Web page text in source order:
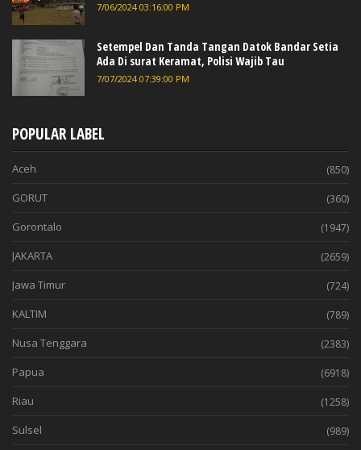
7/06/2024 03:16:00 PM
Setempel Dan Tanda Tangan Datok Bandar Setia
Ada Di surat Keramat, Polisi Wajib Tau
7/07/2024 07:39:00 PM
POPULAR LABEL
Aceh (850)
GORUT (360)
Gorontalo (1947)
JAKARTA (2659)
Jawa Timur (724)
KALTIM (789)
Nusa Tenggara (2383)
Papua (6918)
Riau (1258)
Sulsel (989)